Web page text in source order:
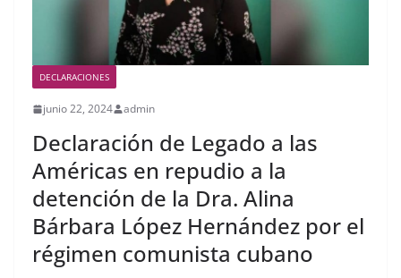
DECLARACIONES
junio 22, 2024 admin
Declaración de Legado a las
Américas en repudio a la
detención de la Dra. Alina
Bárbara López Hernández por el
régimen comunista cubano